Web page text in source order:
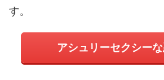
す。
アシュリーセクシー